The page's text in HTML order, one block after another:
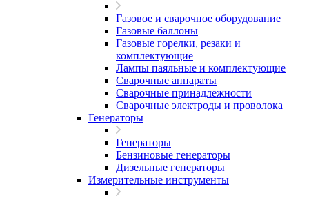
Газовое и сварочное оборудование
Газовые баллоны
Газовые горелки, резаки и
комплектующие
Лампы паяльные и комплектующие
Сварочные аппараты
Сварочные принадлежности
Сварочные электроды и проволока
Генераторы
Генераторы
Бензиновые генераторы
Дизельные генераторы
Измерительные инструменты